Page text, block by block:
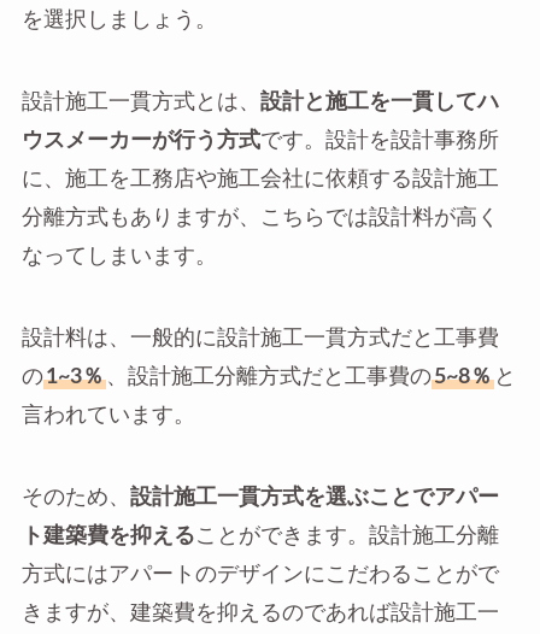
を選択しましょう。
設計施工一貫方式とは、 設計と施工を一貫してハ
ウスメーカーが行う方式です。設計を設計事務所
に、施工を工務店や施工会社に依頼する設計施工
分離方式もありますが、こちらでは設計料が高く
なってしまいます。
設計料は、一般的に設計施工一貫方式だと工事費
の1~3％、設計施工分離方式だと工事費の5~8％と
言われています。
そのため、 設計施工一貫方式を選ぶことでアパー
ト建築費を抑えることができます。設計施工分離
方式にはアパートのデザインにこだわることがで
きますが、建築費を抑えるのであれば設計施工一